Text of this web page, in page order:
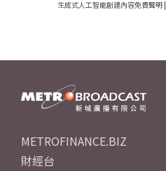
生成式人工智能創建內容免責聲明 |
METROFINANCE.BIZ
財經台